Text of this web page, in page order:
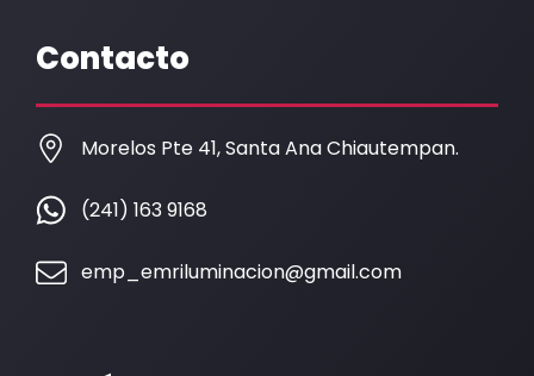
b
o
o
k
a
g
r
a
m
Contacto
Morelos Pte 41, Santa Ana Chiautempan.
(241) 163 9168
emp_emriluminacion@gmail.com